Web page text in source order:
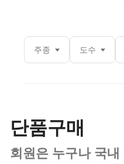
주종 도수
단품구매
회원은 누구나 국